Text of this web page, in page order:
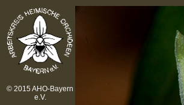
© 2015 AHO-Bayern
e.V.